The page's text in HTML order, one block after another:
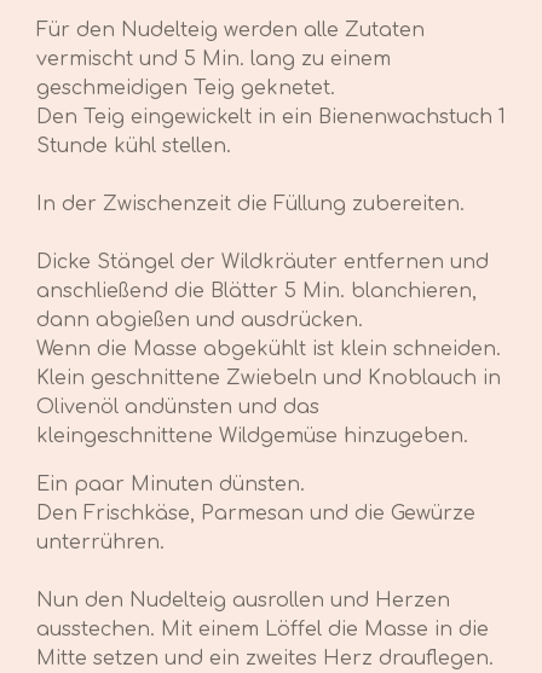
Für den Nudelteig werden alle Zutaten
vermischt und 5 Min. lang zu einem
geschmeidigen Teig geknetet.
Den Teig eingewickelt in ein Bienenwachstuch 1
Stunde kühl stellen.
In der Zwischenzeit die Füllung zubereiten.
Dicke Stängel der Wildkräuter entfernen und
anschließend die Blätter 5 Min. blanchieren,
dann abgießen und ausdrücken.
Wenn die Masse abgekühlt ist klein schneiden.
Klein geschnittene Zwiebeln und Knoblauch in
Olivenöl andünsten und das
kleingeschnittene Wildgemüse hinzugeben.
Ein paar Minuten dünsten.
Den Frischkäse, Parmesan und die Gewürze
unterrühren.
Nun den Nudelteig ausrollen und Herzen
ausstechen. Mit einem Löffel die Masse in die
Mitte setzen und ein zweites Herz drauflegen.